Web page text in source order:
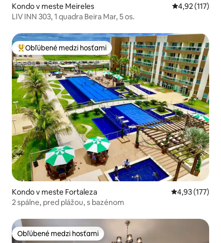
Kondo v meste Meireles Priemerné
4,92 (117)
LIV INN 303, 1 quadra Beira Mar, 5 os.
Najobľúbenejšie medzi hosťami
Obľúbené medzi hosťami
Kondo v meste Fortaleza Priemerné
4,93 (177)
2 spálne, pred plážou, s bazénom
Obľúbené medzi hosťami
Obľúbené medzi hosťami